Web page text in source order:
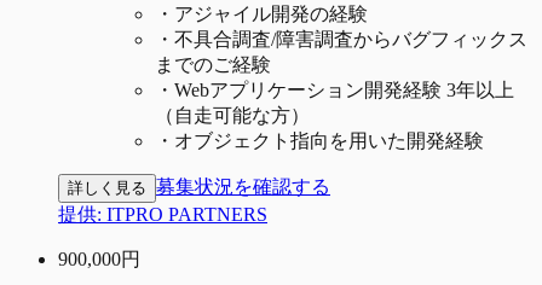
・ アジャイル開発の経験
・ 不具合調査/障害調査からバグフィックス
までのご経験
・ Webアプリケーション開発経験 3年以上
（自走可能な方）
・ オブジェクト指向を用いた開発経験
詳しく見る 募集状況を確認する
提供: ITPRO PARTNERS
900,000円